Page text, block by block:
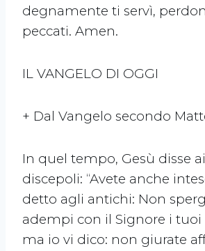
degnamente ti servì,
peccati. Amen.
IL VANGELO DI OGGI
+ Dal Vangelo secondo
In quel tempo, Gesù disse
discepoli: “Avete anche
detto agli antichi: Non
adempi con il Signore i
ma io vi dico: non giurate